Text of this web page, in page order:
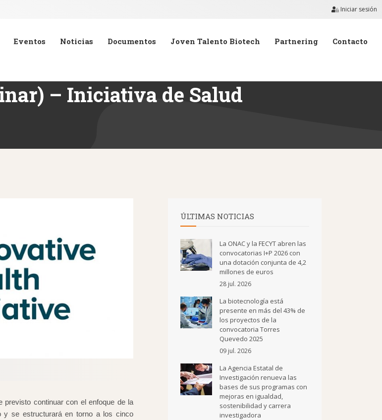
Iniciar sesión
Eventos Noticias Documentos Joven Talento Biotech Partnering Contacto
– Iniciativa de Salud
previsto continuar con el enfoque de la
y se estructurará en torno a los cinco
ÚLTIMAS NOTICIAS
La ONAC y la FECYT abren las
convocatorias I+P 2026 con
una dotación conjunta de 4,2
millones de euros
28 jul. 2026
La biotecnología está
presente en más del 43% de
los proyectos de la
convocatoria Torres
Quevedo 2025
09 jul. 2026
La Agencia Estatal de
Investigación renueva las
bases de sus programas con
mejoras en igualdad,
sostenibilidad y carrera
investigadora